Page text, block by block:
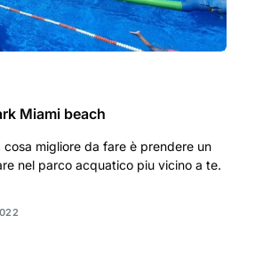
Miami beach
migliore da fare è prendere un
nel parco acquatico piu vicino a te.